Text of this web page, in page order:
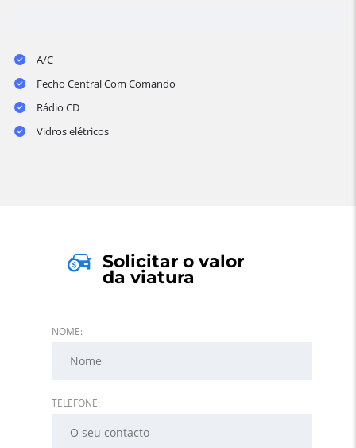
A/C
Fecho Central Com Comando
Rádio CD
Vidros elétricos
Solicitar o valor
da viatura
NOME:
TELEFONE: